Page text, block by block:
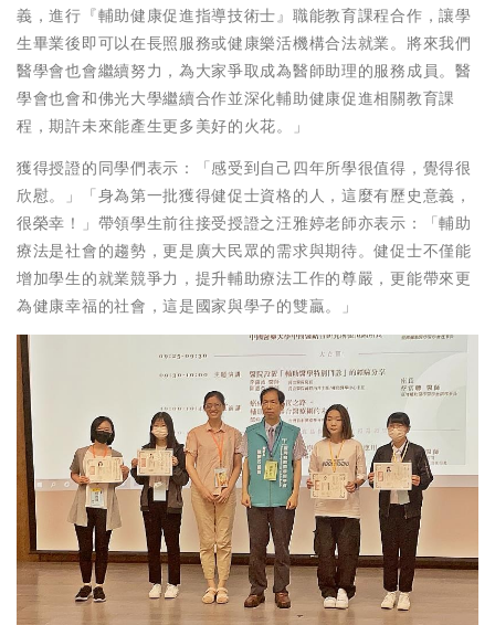
義，進行『輔助健康促進指導技術士』職能教育課程合作，讓學
生畢業後即可以在長照服務或健康樂活機構合法就業。將來我們
醫學會也會繼續努力，為大家爭取成為醫師助理的服務成員。醫
學會也會和佛光大學繼續合作並深化輔助健康促進相關教育課
程，期許未來能產生更多美好的火花。」
獲得授證的同學們表示：「感受到自己四年所學很值得，覺得很
欣慰。」「身為第一批獲得健促士資格的人，這麼有歷史意義，
很榮幸！」帶領學生前往接受授證之汪雅婷老師亦表示：「輔助
療法是社會的趨勢，更是廣大民眾的需求與期待。健促士不僅能
增加學生的就業競爭力，提升輔助療法工作的尊嚴，更能帶來更
為健康幸福的社會，這是國家與學子的雙贏。」